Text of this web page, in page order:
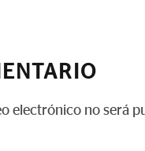
electrónico no será